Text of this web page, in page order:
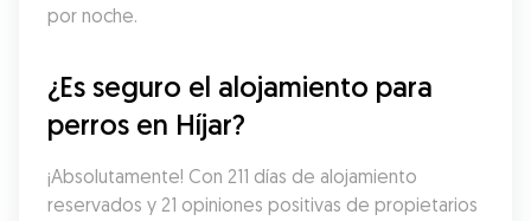
por noche.
¿Es seguro el alojamiento para
perros en Híjar?
¡Absolutamente! Con 211 días de alojamiento
reservados y 21 opiniones positivas de propietarios